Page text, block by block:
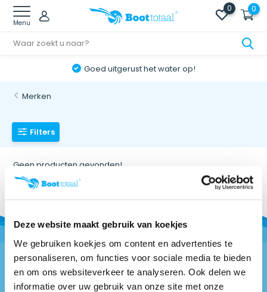
Deze website maakt gebruik van koekjes
We gebruiken koekjes om content en advertenties te
personaliseren, om functies voor sociale media te bieden
en om ons websiteverkeer te analyseren. Ook delen we
informatie over uw gebruik van onze site met onze
Menu
0 0
Goed uitgerust het water op!
Merken
Filters
Geen producten gevonden!...
Vragen of advies nodig?